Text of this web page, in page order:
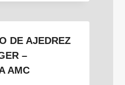
DE AJEDREZ
–
AMC